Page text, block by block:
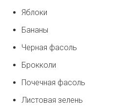
Яблоки
Бананы
Черная фасоль
Брокколи
Почечная фасоль
Листовая зелень